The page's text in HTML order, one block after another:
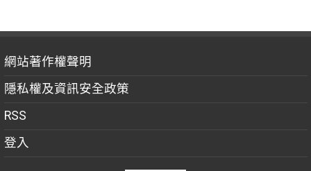
網站著作權聲明
隱私權及資訊安全政策
RSS
登入